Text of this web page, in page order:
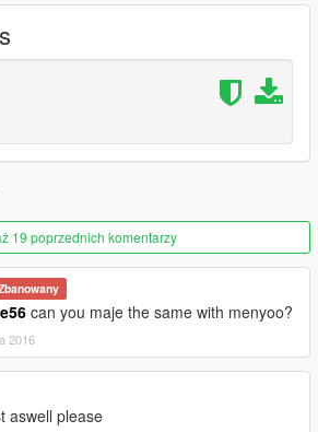
19 poprzednich komentarzy
can you maje the same with menyoo?
2016
aswell please